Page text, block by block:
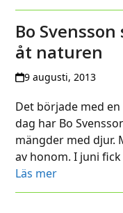
Bo
åt naturen
9 augusti, 2013
Det började med
dag har Bo
mängder med djur.
av honom. I juni
Läs mer